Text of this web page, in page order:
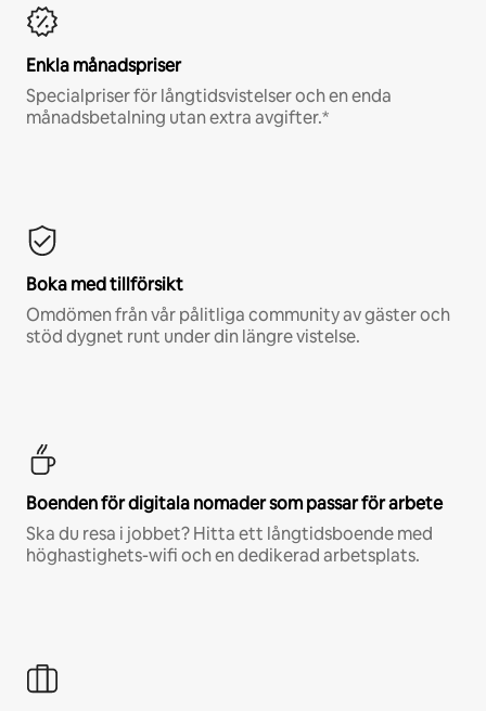
Enkla månadspriser
Specialpriser för långtidsvistelser och en enda
månadsbetalning utan extra avgifter.*
Boka med tillförsikt
Omdömen från vår pålitliga community av gäster och
stöd dygnet runt under din längre vistelse.
Boenden för digitala nomader som passar för arbete
Ska du resa i jobbet? Hitta ett långtidsboende med
höghastighets-wifi och en dedikerad arbetsplats.